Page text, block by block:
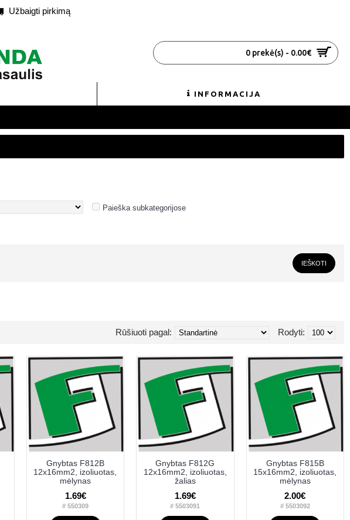
Užbaigti pirkimą
0 prekė(s) - 0.00€
INFORMACIJA
Paieška subkategorijose
Rodyti:
Rūšiuoti pagal:
Gnybtas F812B
12x16mm2, izoliuotas,
mėlynas
1.69€
# 550309
Gnybtas F812G
12x16mm2, izoliuotas,
žalias
1.69€
# 5503091
Gnybtas F815B
15x16mm2, izoliuotas,
mėlynas
2.00€
# 5503092